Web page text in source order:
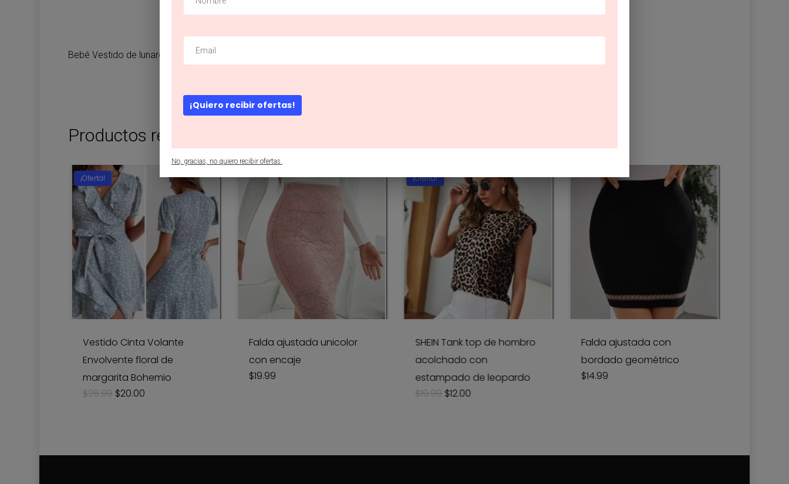
Bebé Vestido de lunares con lazo delantero
Productos relacionados
¡Oferta!
Vestido Cinta Volante
Envolvente floral de
margarita Bohemio
$26.99 Original
price
$20.00Current
Falda ajustada unicolor
con encaje
$19.99
¡Oferta!
SHEIN Tank top de hombro
acolchado con
estampado de leopardo
$19.99 Original
price
$12.00Current
elegir
Falda ajustada con
bordado geométrico
$14.99
¡Quiero recibir ofertas!
No, gracias, no quiero recibir ofertas.